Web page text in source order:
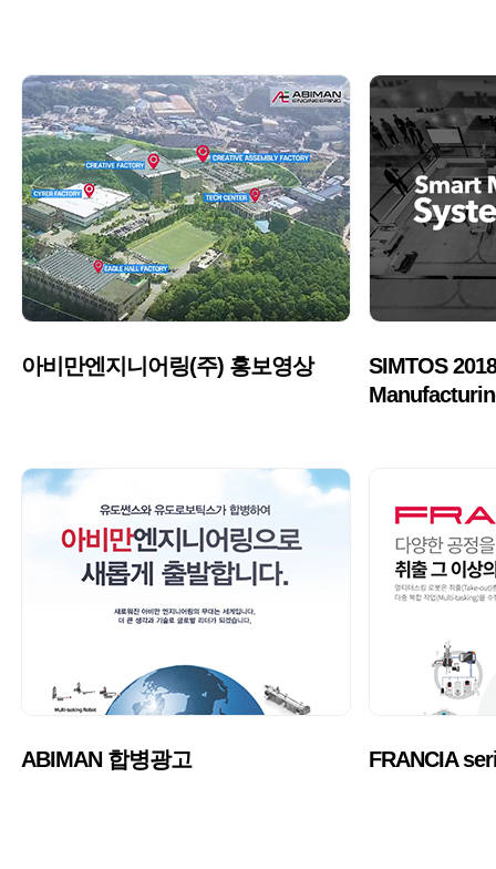
아비만엔지니어링(주) 홍보영상
SIMTOS
ABIMAN 합병광고 FRANCIA